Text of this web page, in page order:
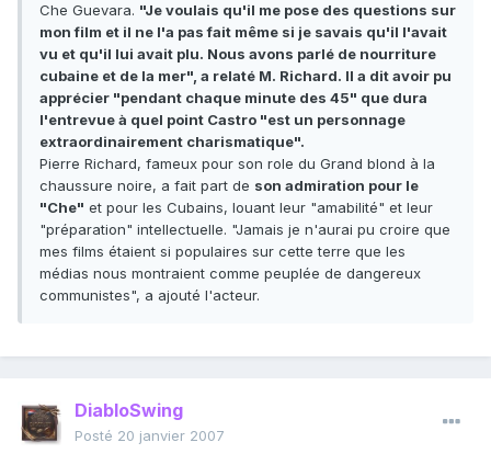
Che Guevara. "Je voulais qu'il me pose des questions sur
mon film et il ne l'a pas fait même si je savais qu'il l'avait
vu et qu'il lui avait plu. Nous avons parlé de nourriture
cubaine et de la mer", a relaté M. Richard. Il a dit avoir pu
apprécier "pendant chaque minute des 45" que dura
l'entrevue à quel point Castro "est un personnage
extraordinairement charismatique".
Pierre Richard, fameux pour son role du Grand blond à la
chaussure noire, a fait part de son admiration pour le
"Che" et pour les Cubains, louant leur "amabilité" et leur
"préparation" intellectuelle. "Jamais je n'aurai pu croire que
mes films étaient si populaires sur cette terre que les
médias nous montraient comme peuplée de dangereux
communistes", a ajouté l'acteur.
DiabloSwing
Posté 20 janvier 2007